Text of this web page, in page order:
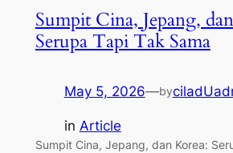
Sumpit Cina, Jepang,
Serupa Tapi Tak Sama
May 5, 2026—by
in Article
Sumpit Cina, Jepang, dan Korea: